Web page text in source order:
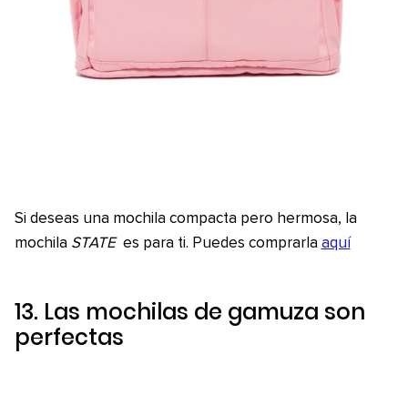
Si deseas una mochila compacta pero hermosa, la
mochila STATE es para ti. Puedes comprarla aquí
13. Las mochilas de gamuza son
perfectas